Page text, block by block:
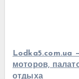
Lodka5.com.ua
моторов,
отдыха